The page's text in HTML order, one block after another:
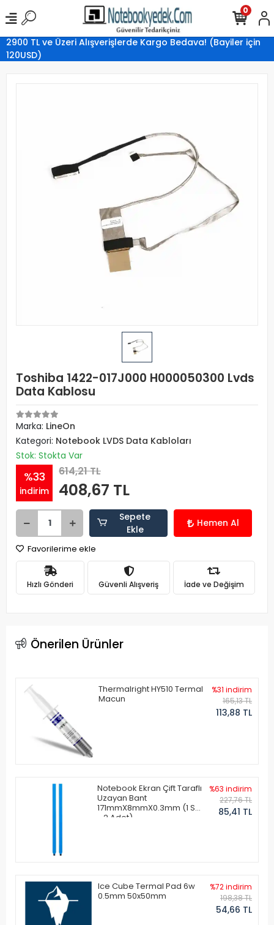
2900 TL ve Üzeri Alışverişlerde Kargo Bedava! (Bayiler için
120USD)
0
Toshiba 1422-017J000 H000050300 Lvds
Data Kablosu
Marka: LineOn
Kategori: Notebook LVDS Data Kabloları
Stok: Stokta Var
%33
indirim
614,21 TL
408,67 TL
Sepete
Ekle
Hemen Al
Favorilerime ekle
Hızlı Gönderi Güvenli Alışveriş İade ve Değişim
Önerilen Ürünler
Thermalright HY510 Termal
Macun
%31 indirim
165,13 TL
113,88 TL
Notebook Ekran Çift Taraflı
Uzayan Bant
171mmX8mmX0.3mm (1 Set
- 2 Adet)
%63 indirim
227,76 TL
85,41 TL
Ice Cube Termal Pad 6w
0.5mm 50x50mm
%72 indirim
198,38 TL
54,66 TL